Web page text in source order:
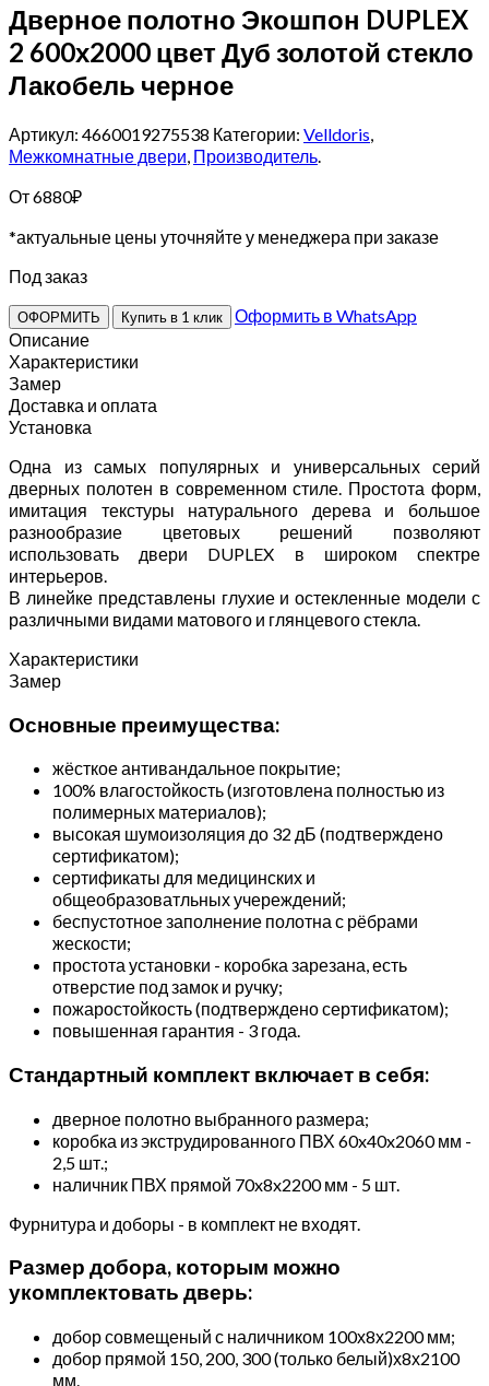
Дверное полотно Экошпон DUPLEX
2 600х2000 цвет Дуб золотой стекло
Лакобель черное
Артикул: 4660019275538 Категории: Velldoris,
Межкомнатные двери, Производитель.
От6880₽
*актуальные цены уточняйте у менеджера при заказе
Под заказ
ОФОРМИТЬ Купить в 1 клик
Оформить в WhatsApp
Описание
Характеристики
Замер
Доставка и оплата
Установка
Одна из самых популярных и универсальных серий
дверных полотен в современном стиле. Простота форм,
имитация текстуры натурального дерева и большое
разнообразие цветовых решений позволяют
использовать двери DUPLEX в широком спектре
интерьеров.
В линейке представлены глухие и остекленные модели с
различными видами матового и глянцевого стекла.
Характеристики
Замер
Основные преимущества:
жёсткое антивандальное покрытие;
100% влагостойкость (изготовлена полностью из
полимерных материалов);
высокая шумоизоляция до 32 дБ (подтверждено
сертификатом);
сертификаты для медицинских и
общеобразоватльных учереждений;
беспустотное заполнение полотна с рёбрами
жескости;
простота установки - коробка зарезана, есть
отверстие под замок и ручку;
пожаростойкость (подтверждено сертификатом);
повышенная гарантия - 3 года.
Стандартный комплект включает в себя:
дверное полотно выбранного размера;
коробка из экструдированного ПВХ 60x40x2060 мм -
2,5 шт.;
наличник ПВХ прямой 70x8x2200 мм - 5 шт.
Фурнитура и доборы - в комплект не входят.
Размер добора, которым можно
укомплектовать дверь:
добор совмещеный с наличником 100х8х2200 мм;
добор прямой 150, 200, 300 (только белый)х8х2100
мм.